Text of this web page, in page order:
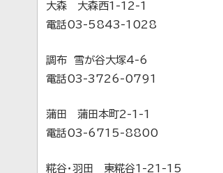
大森 大森西1-12-1
電話03-5843-1028
調布 雪が谷大塚4-6
電話03-3726-0791
蒲田 蒲田本町2-1-1
電話03-6715-8800
糀谷・羽田 東糀谷1-21-15